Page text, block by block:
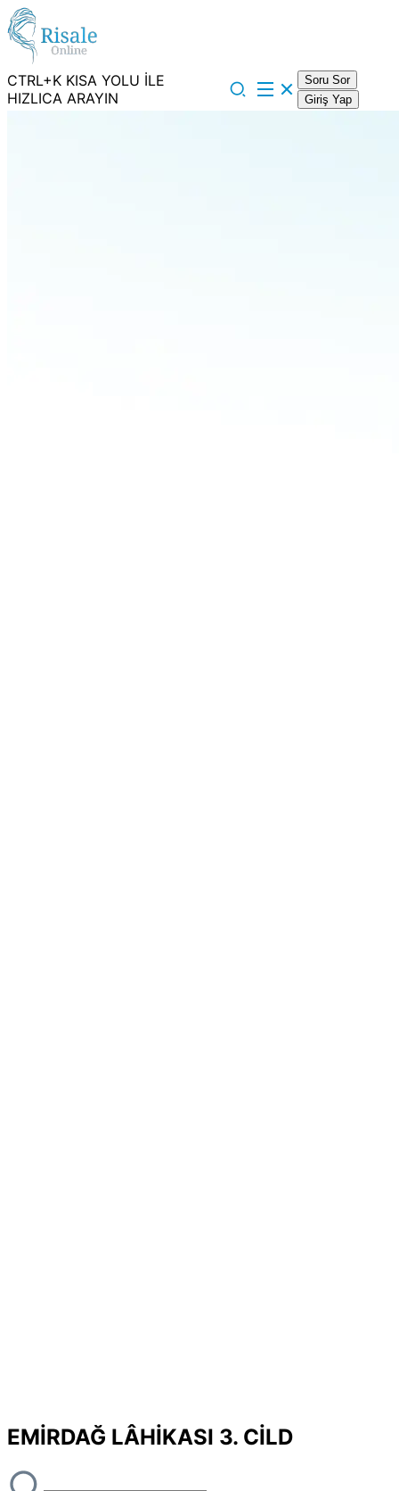
CTRL+K KISA YOLU İLE
HIZLICA ARAYIN
Soru Sor
Giriş Yap
EMİRDAĞ LÂHİKASI 3. CİLD